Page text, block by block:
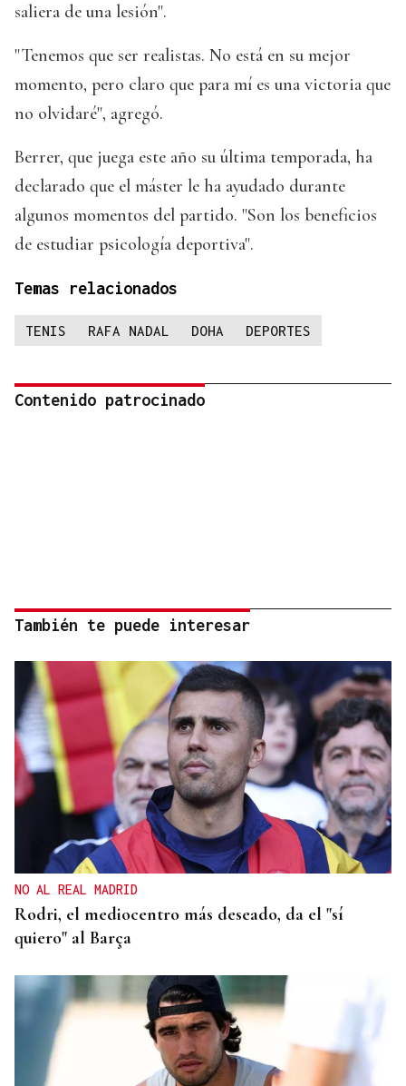
saliera de una lesión".
"Tenemos que ser realistas. No está en su mejor
momento, pero claro que para mí es una victoria que
no olvidaré", agregó.
Berrer, que juega este año su última temporada, ha
declarado que el máster le ha ayudado durante
algunos momentos del partido. "Son los beneficios
de estudiar psicología deportiva".
Temas relacionados
TENIS RAFA NADAL DOHA DEPORTES
Contenido patrocinado
También te puede interesar
NO AL REAL MADRID
Rodri, el mediocentro más deseado, da el "sí
quiero" al Barça